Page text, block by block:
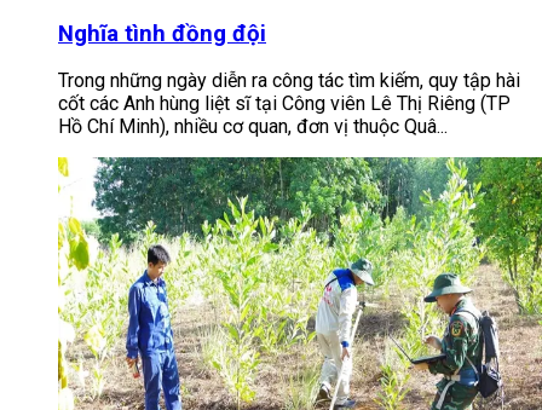
Nghĩa tình đồng đội
Trong những ngày diễn ra công tác tìm kiếm, quy tập hài
cốt các Anh hùng liệt sĩ tại Công viên Lê Thị Riêng (TP
Hồ Chí Minh), nhiều cơ quan, đơn vị thuộc Quâ...